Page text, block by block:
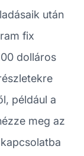
után
fix
dolláros
például a
meg az